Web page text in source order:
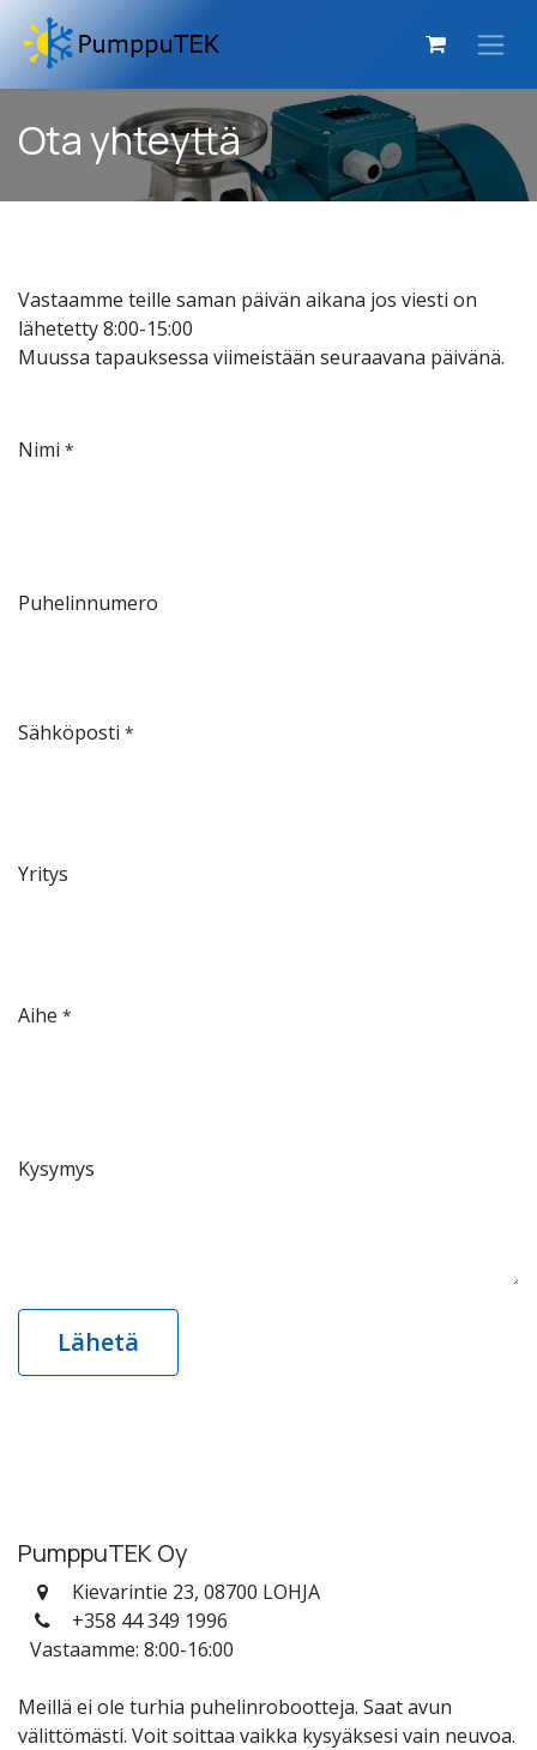
Siirry sisältöön
Ota yhteyttä
Vastaamme teille saman päivän aikana jos viesti on
lähetetty 8:00-15:00
Muussa tapauksessa viimeistään seuraavana päivänä.
Nimi *
Puhelinnumero
Sähköposti *
Yritys
Aihe *
Kysymys
Lähetä
PumppuTEK Oy
Kievarintie 23, 08700 LOHJA
+358 44 349 1996
Vastaamme: 8:00-16:00
Meillä ei ole turhia puhelinrobootteja. Saat avun
välittömästi. Voit soittaa vaikka kysyäksesi vain neuvoa.